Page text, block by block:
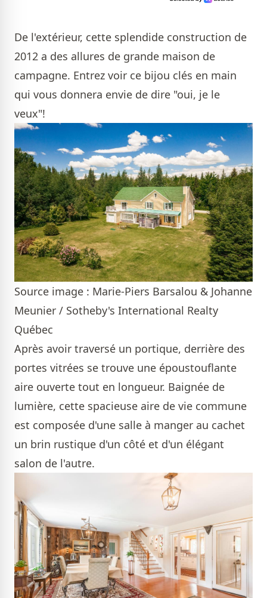
De l'extérieur, cette splendide construction de
2012 a des allures de grande maison de
campagne. Entrez voir ce bijou clés en main
qui vous donnera envie de dire "oui, je le
veux"!
Source image : Marie-Piers Barsalou & Johanne
Meunier / Sotheby's International Realty
Québec
Après avoir traversé un portique, derrière des
portes vitrées se trouve une époustouflante
aire ouverte tout en longueur. Baignée de
lumière, cette spacieuse aire de vie commune
est composée d'une salle à manger au cachet
un brin rustique d'un côté et d'un élégant
salon de l'autre.